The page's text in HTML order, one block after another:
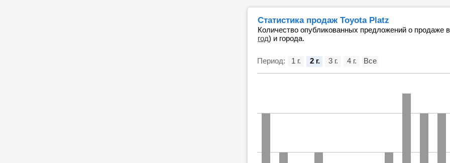
Статистика продаж Toyota Platz
Количество опубликованных предложений о продаже
год) и города.
Период: 1 г. 2 г. 3 г. 4 г. Все